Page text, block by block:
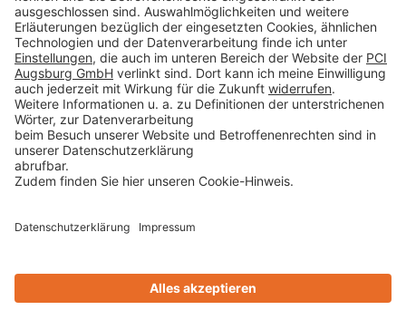
AGB
Rechtliche Hinweise
Cookie-Einstellungen öffnen
Betroffenenrechte
www.bimobject.com
ausschreiben.de
Technikchat